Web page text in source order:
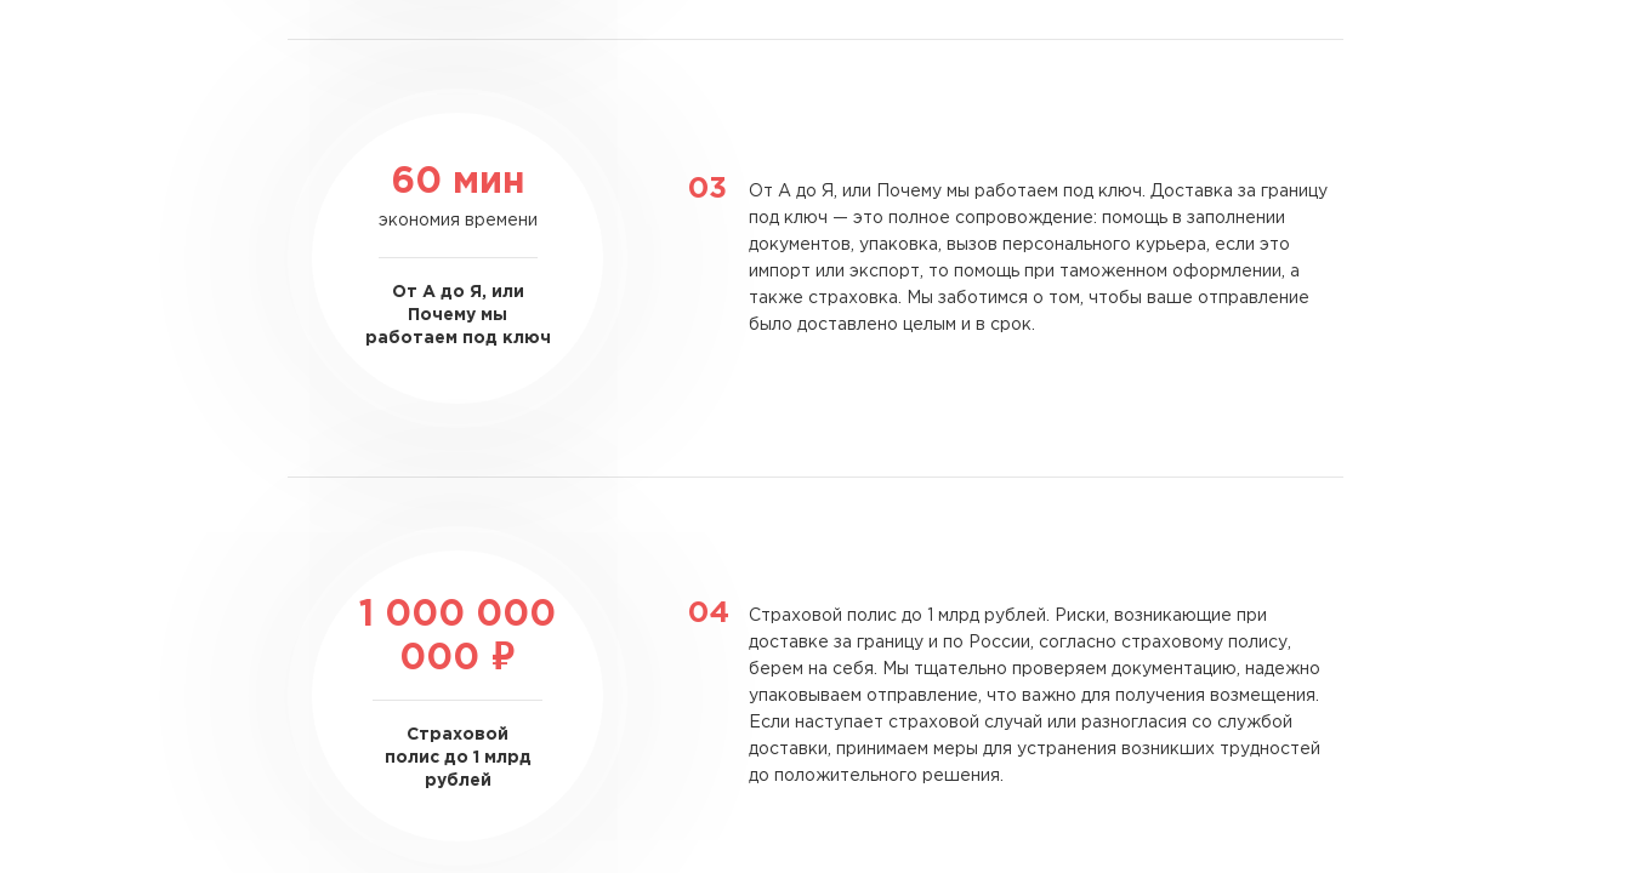
60 мин
экономия времени
От А до Я, или
Почему мы
работаем под ключ
От А до Я, или Почему мы работаем под ключ.
Доставка за границу
под ключ — это полное сопровождение: помощь в заполнении
документов, упаковка, вызов персонального курьера, если это
импорт или экспорт, то помощь при таможенном оформлении, а
также страховка. Мы заботимся о том, чтобы ваше отправление
было доставлено целым и в срок.
1 000 000
000 ₽
Страховой
полис до 1 млрд
рублей
Страховой полис до 1 млрд рублей.
Риски, возникающие при
доставке за границу и по России, согласно страховому полису,
берем на себя. Мы тщательно проверяем документацию, надежно
упаковываем отправление, что важно для получения возмещения.
Если наступает страховой случай или разногласия со службой
доставки, принимаем меры для устранения возникших трудностей
до положительного решения.